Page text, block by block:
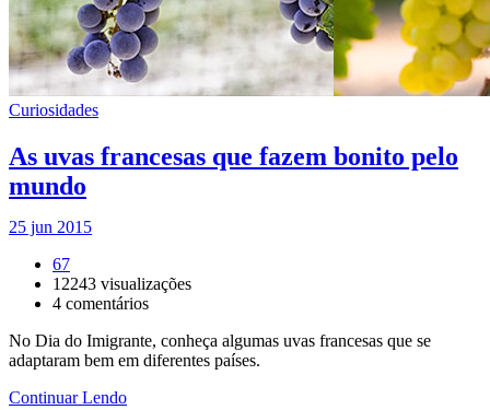
Curiosidades
As uvas francesas que fazem bonito pelo
mundo
25 jun 2015
67
12243 visualizações
4 comentários
No Dia do Imigrante, conheça algumas uvas francesas que se
adaptaram bem em diferentes países.
Continuar Lendo